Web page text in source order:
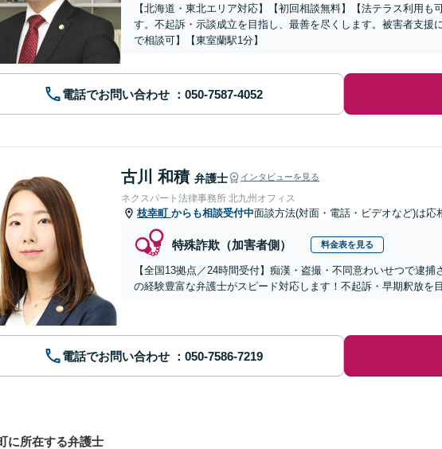
【北海道・東北エリア対応】【初回相談無料】【法テラス利用
す。不起訴・示談成立を目指し、最善を尽くします。被害者支
で相談可】【東室蘭駅1分】
電話でお問い合わせ
古川 和積 弁護士 インタビューを見る
ネクスパート法律事務所 北九州オフィス
枝幸町 からも相談受付中面談方法(対面・電話・ビデオなど)は応
特殊詐欺（加害者側） 料金表を見る
【全国13拠点／24時間受付】痴漢・盗撮・不同意わいせつで逮
の経験豊富な弁護士がスピード対応します！不起訴・早期釈放を
電話でお問い合わせ
に所在する弁護士